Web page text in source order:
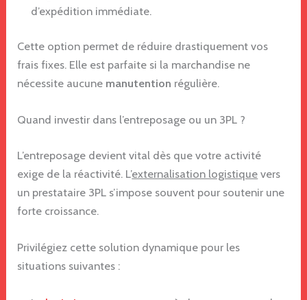
d’expédition immédiate.
Cette option permet de réduire drastiquement vos
frais fixes. Elle est parfaite si la marchandise ne
nécessite aucune manutention régulière.
Quand investir dans l’entreposage ou un 3PL ?
L’entreposage devient vital dès que votre activité
exige de la réactivité. L’externalisation logistique vers
un prestataire 3PL s’impose souvent pour soutenir une
forte croissance.
Privilégiez cette solution dynamique pour les
situations suivantes :